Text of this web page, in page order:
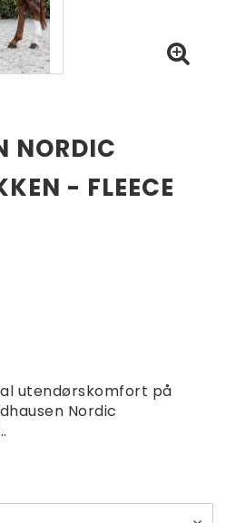
med Tøyler og Halsring -
NORDIC
- FLEECE
utendørskomfort på
Nordic